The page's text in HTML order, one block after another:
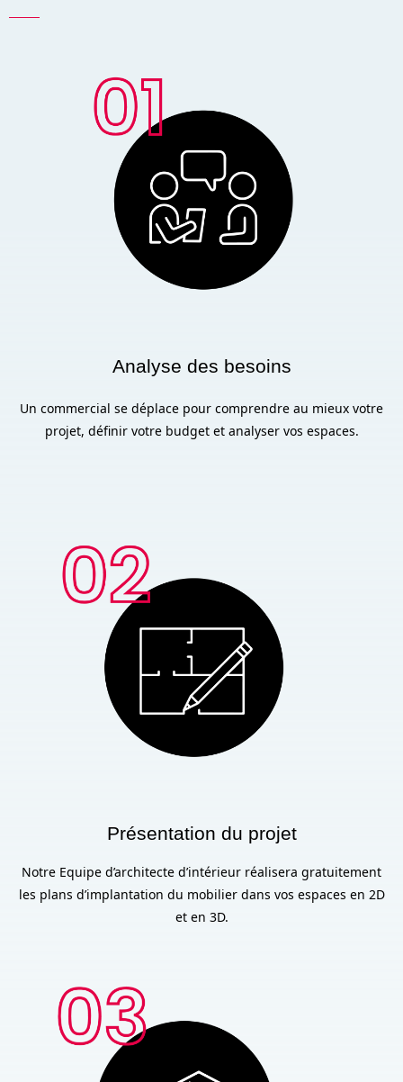
Analyse des besoins
Un commercial se déplace pour comprendre au mieux votre
projet, définir votre budget et analyser vos espaces.
Présentation du projet
Notre Equipe d’architecte d’intérieur réalisera gratuitement
les plans d’implantation du mobilier dans vos espaces en 2D
et en 3D.